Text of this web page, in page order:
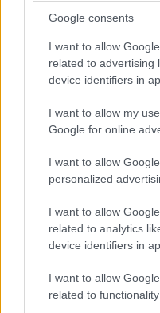
Google consents
I want to allow
related to advertising
device identifiers in
I want to allow my
Google for online
I want to allow
personalized
I want to allow
related to analytics
device identifiers in
I want to allow
related to
Διαβάστε και